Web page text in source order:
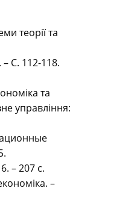
теорії та
С. 112-118.
та
управління:
– 207 с.
–